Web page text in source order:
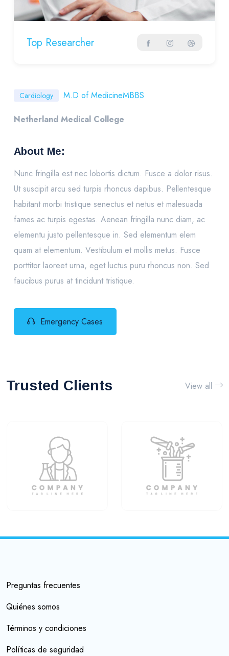
Top Researcher
Cardiology M.D of MedicineMBBS
Netherland Medical College
About Me:
Nunc fringilla est nec lobortis dictum. Fusce a dolor risus.
Ut suscipit arcu sed turpis rhoncus dapibus. Pellentesque
habitant morbi tristique senectus et netus et malesuada
fames ac turpis egestas. Aenean fringilla nunc diam, ac
elementu justo pellentesque in. Sed elementum elem
quam at elementum. Vestibulum et mollis metus. Fusce
porttitor laoreet urna, eget luctus puru rhoncus non. Sed
faucibus purus at tincidunt tristique.
Emergency Cases
Trusted Clients View all
Preguntas frecuentes
Quiénes somos
Términos y condiciones
Políticas de seguridad